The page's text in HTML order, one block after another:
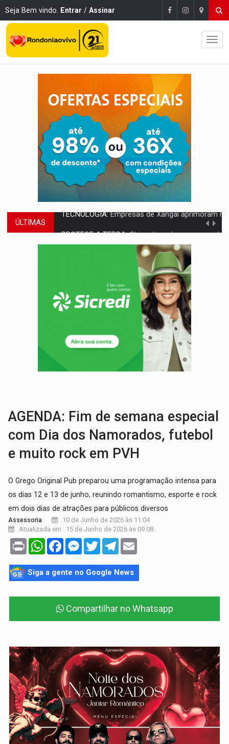
Seja Bem vindo. Entrar / Assinar
ÚLTIMAS China descobre como explodir asteroide com
VÍDEO:Motociclista morre após bater na traseira de
Essa receita com frango virou o meu
EMPREENDEDORISMO: 7 negócios que podem começar com pouco dinheiro e
GIGANTE DA AMÉRICA: Brasil reúne dimensão continental e posição
10 dicas importantes para quem quer
VARCENA:Cientistas descobrem nova espécie de rã em florestas
BARGANHA: Vai comprar celular usado? Veja como consultar o
AGENDA: Fim de semana especial
com Dia dos Namorados, futebol
e muito rock em PVH
O Grego Original Pub preparou uma programação intensa para
os dias 12 e 13 de junho, reunindo romantismo, esporte e rock
em dois dias de atrações para públicos diversos
Assessoria
10 de Junho de 2026 às 11:04
Atualizada em : 15 de Junho de 2026 às 09:08
Print WhatsAppFacebookMessenger
TwitterTelegram
Siga a gente no Google News
Compartilhar no Whatsapp